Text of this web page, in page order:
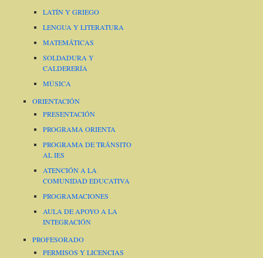
LATÍN Y GRIEGO
LENGUA Y LITERATURA
MATEMÁTICAS
SOLDADURA Y
CALDERERÍA
MÚSICA
ORIENTACIÓN
PRESENTACIÓN
PROGRAMA ORIENTA
PROGRAMA DE TRÁNSITO
AL IES
ATENCIÓN A LA
COMUNIDAD EDUCATIVA
PROGRAMACIONES
AULA DE APOYO A LA
INTEGRACIÓN
PROFESORADO
PERMISOS Y LICENCIAS